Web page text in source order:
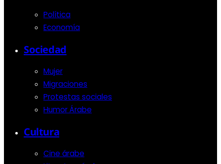
Política
Economía
Sociedad
Mujer
Migraciones
Protestas sociales
Humor Árabe
Cultura
Cine árabe